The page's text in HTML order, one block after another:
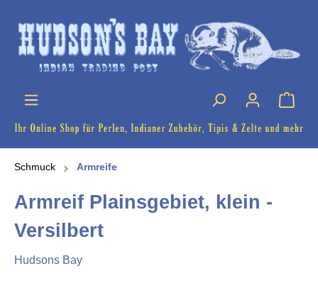
Schmuck Armreife
Armreif Plainsgebiet, klein -
Versilbert
Hudsons Bay